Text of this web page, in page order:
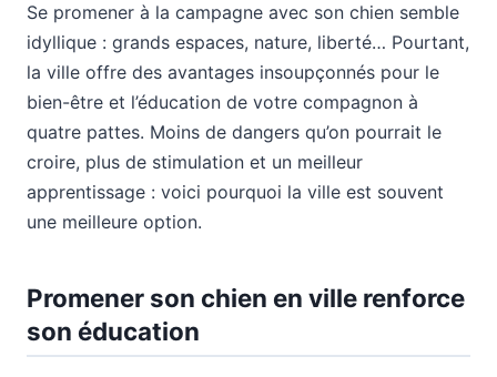
Se promener à la campagne avec son chien semble
idyllique : grands espaces, nature, liberté… Pourtant,
la ville offre des avantages insoupçonnés pour le
bien-être et l’éducation de votre compagnon à
quatre pattes. Moins de dangers qu’on pourrait le
croire, plus de stimulation et un meilleur
apprentissage : voici pourquoi la ville est souvent
une meilleure option.
Promener son chien en ville renforce
son éducation